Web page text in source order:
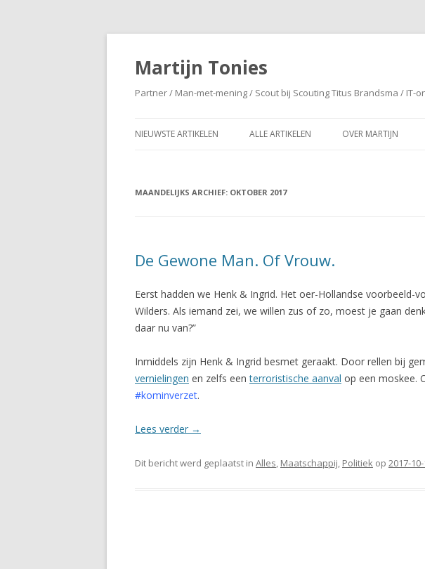
Martijn Tonies
Partner / Man-met-mening / Scout bij Scouting Titus Brandsma /
NIEUWSTE ARTIKELEN ALLE ARTIKELEN OVER MARTIJN
MAANDELIJKS ARCHIEF: OKTOBER 2017
De Gewone Man. Of Vrouw.
Eerst hadden we Henk & Ingrid. Het oer-Hollandse voorbeeld-
Wilders. Als iemand zei, we willen zus of zo, moest je gaan
daar nu van?”
Inmiddels zijn Henk & Ingrid besmet geraakt. Door rellen bij
vernielingen en zelfs eenterroristische aanval op een moskee.
#kominverzet.
Lees verder →
Dit bericht werd geplaatst in Alles, Maatschappij, Politiek op 2017-10-